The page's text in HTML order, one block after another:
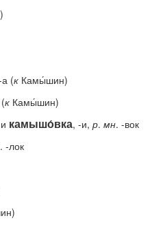
(к Камы́шин)
к Камы́шин)
камышо́вка, -и, р. мн. -вок
. -лок